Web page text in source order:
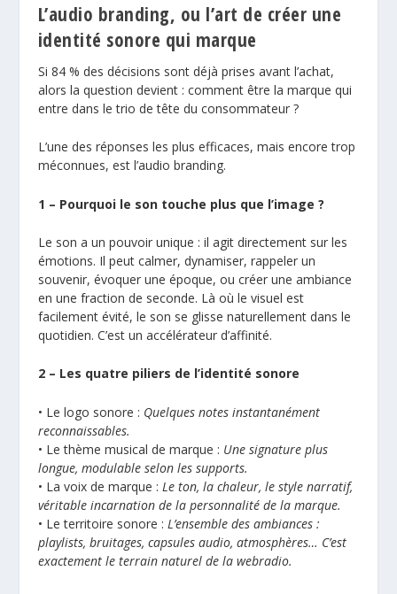
L’audio branding, ou l’art de créer une
identité sonore qui marque
Si 84 % des décisions sont déjà prises avant l’achat,
alors la question devient : comment être la marque qui
entre dans le trio de tête du consommateur ?
L’une des réponses les plus efficaces, mais encore trop
méconnues, est l’audio branding.
1 – Pourquoi le son touche plus que l’image ?
Le son a un pouvoir unique : il agit directement sur les
émotions. Il peut calmer, dynamiser, rappeler un
souvenir, évoquer une époque, ou créer une ambiance
en une fraction de seconde. Là où le visuel est
facilement évité, le son se glisse naturellement dans le
quotidien. C’est un accélérateur d’affinité.
2 – Les quatre piliers de l’identité sonore
• Le logo sonore : Quelques notes instantanément
reconnaissables.
• Le thème musical de marque : Une signature plus
longue, modulable selon les supports.
• La voix de marque : Le ton, la chaleur, le style narratif,
véritable incarnation de la personnalité de la marque.
• Le territoire sonore : L’ensemble des ambiances :
playlists, bruitages, capsules audio, atmosphères… C’est
exactement le terrain naturel de la webradio.